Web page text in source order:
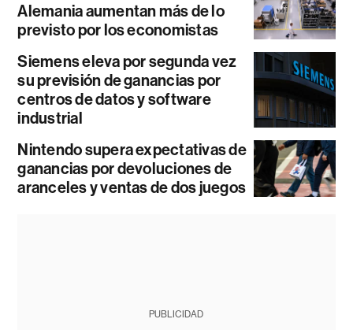
Alemania aumentan más de lo
previsto por los economistas
Siemens eleva por segunda vez
su previsión de ganancias por
centros de datos y software
industrial
Nintendo supera expectativas de
ganancias por devoluciones de
aranceles y ventas de dos juegos
PUBLICIDAD